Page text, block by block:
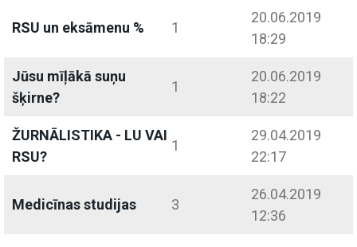
RSU un eksāmenu % 1
20.06.2019
18:29
Jūsu mīļākā suņu
šķirne?
1
20.06.2019
18:22
ŽURNĀLISTIKA - LU VAI
RSU?
1
29.04.2019
22:17
Medicīnas studijas 3
26.04.2019
12:36